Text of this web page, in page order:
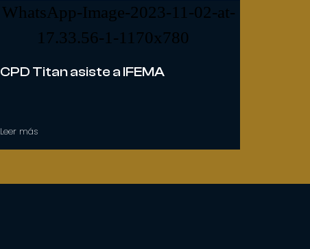
CPD Titan asiste a IFEMA
Leer más